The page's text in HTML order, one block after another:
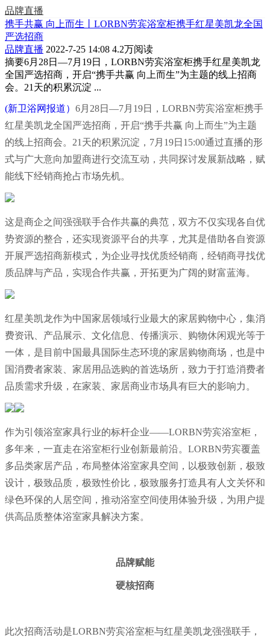
品牌直播
携手共赢 向上而生丨LORBN劳宾浴室柜携手红星美凯龙全国
严选招商
品牌直播 2022-7-25 14:08 4.2万阅读
摘要6月28日—7月19日，LORBN劳宾浴室柜携手红星美凯龙
全国严选招商，开启“携手共赢 向上而生”为主题的线上招商
会。21天的积累沉淀 ...
(新卫浴网报道） 6月28日—7月19日，LORBN劳宾浴室柜携手
红星美凯龙全国严选招商，开启“携手共赢 向上而生”为主题
的线上招商会。21天的积累沉淀，7月19日15:00通过直播的形
式与广大意向加盟商进行交流互动，共同探讨发展新战略，赋
能线下经销商抢占市场先机。
这是商企之间强强联手合作共赢的典范，双方不仅实现各自优
势资源的整合，还实现资源平台的共享，尤其是借助各自资源
开展严选招商新模式，为企业寻找优质经销商，经销商寻找优
质品牌与产品，实现合作共赢，开拓更为广阔的财富蓝海。
红星美凯龙作为中国家居领域行业最大的家居购物中心，集消
费资讯、产品展示、文化信息、传播演示、购物休闲观光等于
一体，是目前中国最具国际生态环境的家居购物商场，也是中
国消费者家装、家居用品选购的首选场所，致力于打造消费者
品质需求升级，在家装、家居商业市场具有巨大的影响力。
作为引领浴室家具行业的标杆企业——LORBN劳宾浴室柜，
多年来，一直走在浴室柜行业创新最前沿。LORBN劳宾覆盖
多品类家居产品，布局整体浴室家具空间，以极致创新，极致
设计，极致品质，极致性价比，极致服务打造具有人文关怀和
绿色环保的人居空间，推动浴室空间使用体验升级，为用户提
供高品质整体浴室家具解决方案。
品牌赋能
硬核招商
此次招商活动是LORBN劳宾浴室柜与红星美凯龙强强联手，